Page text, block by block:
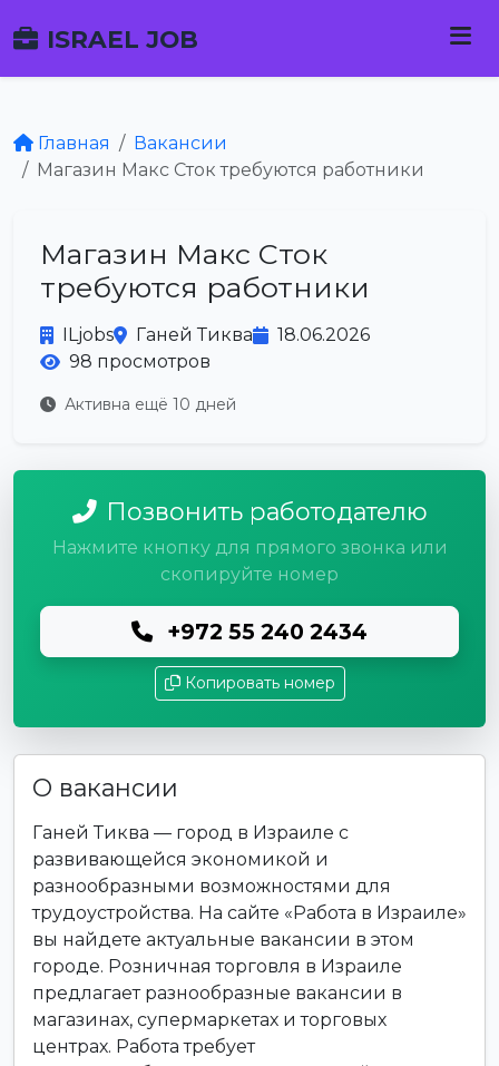
ISRAEL JOB
Главная
Вакансии
Магазин Макс Сток требуются работники
Магазин Макс Сток
требуются работники
ILjobs Ганей Тиква
18.06.2026
98 просмотров
Активна ещё 10 дней
Позвонить работодателю
Нажмите кнопку для прямого звонка или
скопируйте номер
+972 55 240 2434
Копировать номер
О вакансии
Ганей Тиква — город в Израиле с
развивающейся экономикой и
разнообразными возможностями для
трудоустройства. На сайте «Работа в Израиле»
вы найдете актуальные вакансии в этом
городе. Розничная торговля в Израиле
предлагает разнообразные вакансии в
магазинах, супермаркетах и торговых
центрах. Работа требует